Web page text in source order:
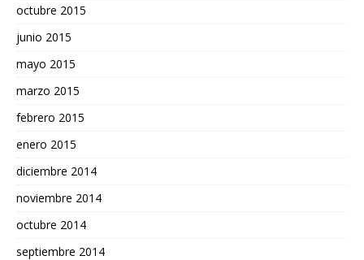
octubre 2015
junio 2015
mayo 2015
marzo 2015
febrero 2015
enero 2015
diciembre 2014
noviembre 2014
octubre 2014
septiembre 2014